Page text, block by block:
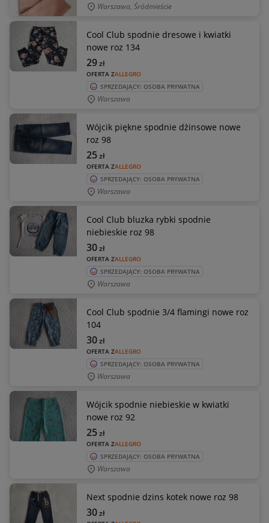
Warszawa, Śródmieście
Cool Club spodnie dresowe i kwiatki
nowe roz 134
OFERTA ZALLEGRO
29zł
SPRZEDAJĄCY: OSOBA PRYWATNA
Warszawa
Wójcik piękne spodnie dżinsowe nowe
roz 98
OFERTA ZALLEGRO
25zł
SPRZEDAJĄCY: OSOBA PRYWATNA
Warszawa
Cool Club bluzka rybki spodnie
niebieskie roz 98
OFERTA ZALLEGRO
30zł
SPRZEDAJĄCY: OSOBA PRYWATNA
Warszawa
Cool Club spodnie 3/4 flamingi nowe roz
104
OFERTA ZALLEGRO
30zł
SPRZEDAJĄCY: OSOBA PRYWATNA
Warszawa
Wójcik spodnie niebieskie w kwiatki
nowe roz 92
OFERTA ZALLEGRO
25zł
SPRZEDAJĄCY: OSOBA PRYWATNA
Warszawa
Next spodnie dzins kotek nowe roz 98
30zł